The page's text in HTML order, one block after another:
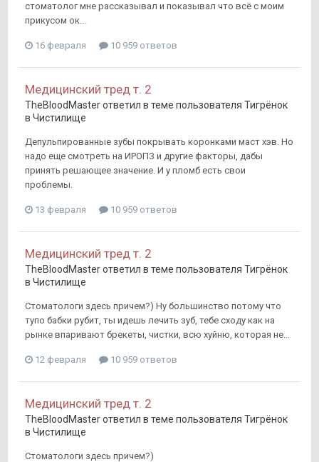
стоматолог мне рассказывал и показывал что всё с моим
прикусом ок...
16 февраля 10 959 ответов
Медицинский тред т. 2
TheBloodMasterответил в теме пользователя Тигрёнок
в Чистилище
Депульпированные зубы покрывать коронками маст хэв. Но
надо еще смотреть на ИРОПЗ и другие факторы, дабы
принять решающее значение. И у пломб есть свои
проблемы.
13 февраля 10 959 ответов
Медицинский тред т. 2
TheBloodMasterответил в теме пользователя Тигрёнок
в Чистилище
Стоматологи здесь причем?) Ну большинство потому что
тупо бабки рубит, ты идешь лечить зуб, тебе сходу как на
рынке впаривают брекеты, чистки, всю хуйню, которая не...
12 февраля 10 959 ответов
Медицинский тред т. 2
TheBloodMasterответил в теме пользователя Тигрёнок
в Чистилище
Стоматологи здесь причем?)